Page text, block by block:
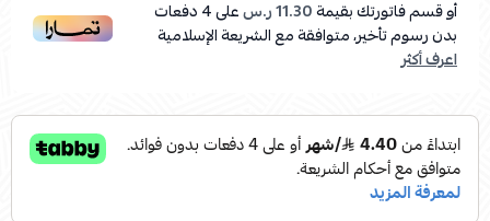
أو قسم فاتورتك بقيمة11.30 ر.س على4دفعات
بدون رسوم تأخير، متوافقة مع الشريعة الإسلامية
اعرف أكثر